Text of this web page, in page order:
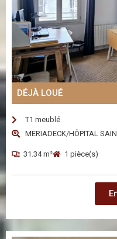
DÉJÀ LOUÉ
T1 meublé
MERIADECK/HÔPITAL
31.34 m² 1 pièce(s)